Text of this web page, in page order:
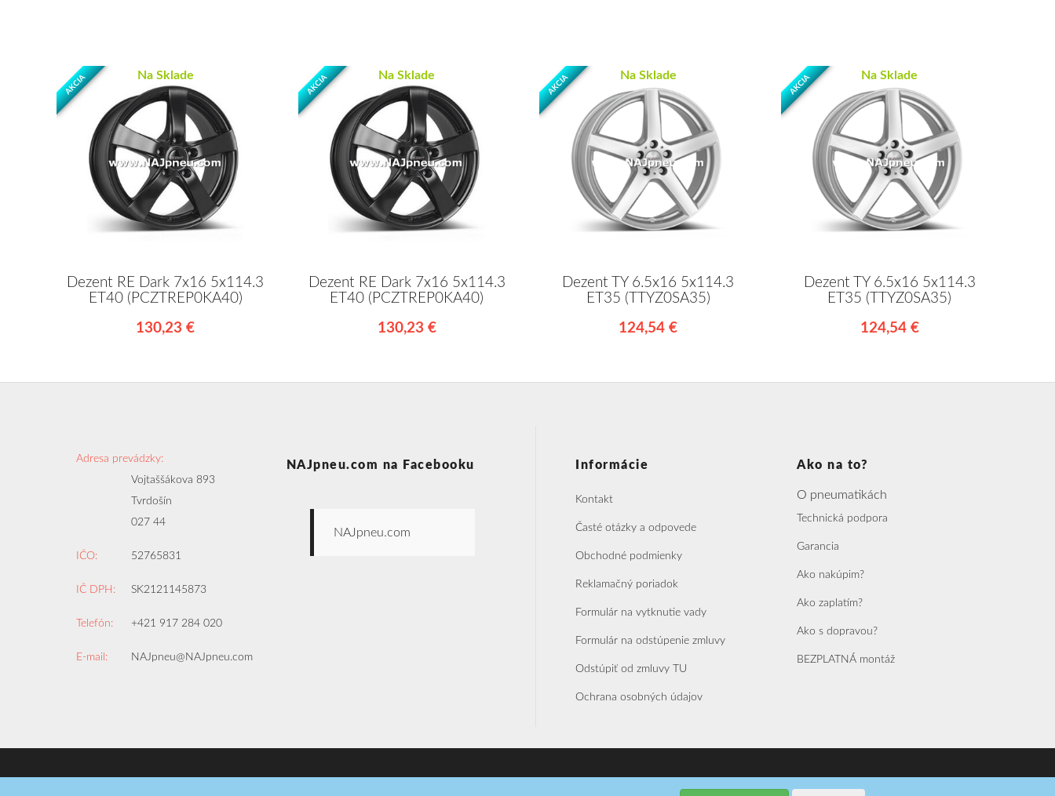
AKCIA Na Sklade
Dezent RE Dark 7x16 5x114.3
ET40 (PCZTREP0KA40)
130,23 €
AKCIA Na Sklade
Dezent RE Dark 7x16 5x114.3
ET40 (PCZTREP0KA40)
130,23 €
AKCIA Na Sklade
Dezent TY 6.5x16 5x114.3
ET35 (TTYZ0SA35)
124,54 €
AKCIA Na Sklade
Dezent TY 6.5x16 5x114.3
ET35 (TTYZ0SA35)
124,54 €
Adresa prevádzky:
Vojtaššákova 893
Tvrdošín
027 44
IČO: 52765831
IČ DPH: SK2121145873
Telefón: +421 917 284 020
E-mail: NAJpneu@NAJpneu.com
NAJpneu.com na Facebooku
NAJpneu.com
Informácie
Kontakt
Časté otázky a odpovede
Obchodné podmienky
Reklamačný poriadok
Formulár na vytknutie vady
Formulár na odstúpenie zmluvy
Odstúpiť od zmluvy TU
Ochrana osobných údajov
Ako na to?
O pneumatikách
Technická podpora
Garancia
Ako nakúpim?
Ako zaplatím?
Ako s dopravou?
BEZPLATNÁ montáž
Realizácia SoftPoint s.r.o.Tvorba webových aplikácií a biznis softvérov na mieru